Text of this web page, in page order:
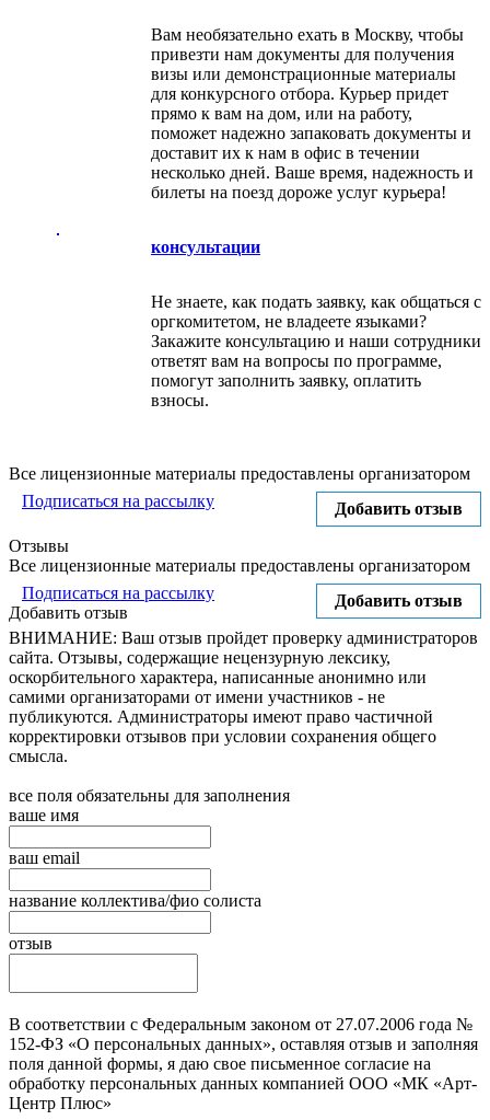
Вам необязательно ехать в Москву, чтобы
привезти нам документы для получения
визы или демонстрационные материалы
для конкурсного отбора. Курьер придет
прямо к вам на дом, или на работу,
поможет надежно запаковать документы и
доставит их к нам в офис в течении
несколько дней. Ваше время, надежность и
билеты на поезд дороже услуг курьера!
консультации
Не знаете, как подать заявку, как общаться с
оргкомитетом, не владеете языками?
Закажите консультацию и наши сотрудники
ответят вам на вопросы по программе,
помогут заполнить заявку, оплатить
взносы.
Все лицензионные материалы предоставлены организатором
Добавить отзыв
Подписаться на рассылку
Отзывы
Все лицензионные материалы предоставлены организатором
Добавить отзыв
Подписаться на рассылку
Добавить отзыв
ВНИМАНИЕ: Ваш отзыв пройдет проверку администраторов
сайта. Отзывы, содержащие нецензурную лексику,
оскорбительного характера, написанные анонимно или
самими организаторами от имени участников - не
публикуются. Администраторы имеют право частичной
корректировки отзывов при условии сохранения общего
смысла.
все поля обязательны для заполнения
ваше имя
ваш email
название коллектива/фио солиста
отзыв
В соответствии с Федеральным законом от 27.07.2006 года №
152-ФЗ «О персональных данных», оставляя отзыв и заполняя
поля данной формы, я даю свое письменное согласие на
обработку персональных данных компанией ООО «МК «Арт-
Центр Плюс»